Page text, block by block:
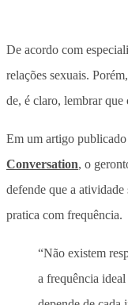
De acordo com
relações sexuais.
de, é claro, lembrar que
Em um artigo
Conversation, o
defende que a
pratica com frequência.
“Não existem
a frequência